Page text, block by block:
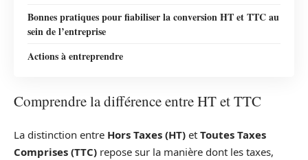
Bonnes pratiques pour fiabiliser la conversion HT et TTC au
sein de l’entreprise
Actions à entreprendre
Comprendre la différence entre HT et TTC
La distinction entre Hors Taxes (HT) et Toutes Taxes
Comprises (TTC) repose sur la manière dont les taxes,